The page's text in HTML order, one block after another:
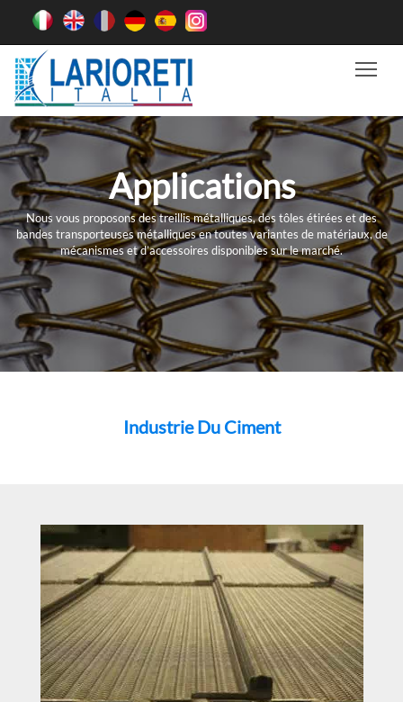
Applications
Nous vous proposons des treillis métalliques, des tôles étirées et des
bandes transporteuses métalliques en toutes variantes de matériaux, de
mécanismes et d’accessoires disponibles sur le marché.
Industrie Du Ciment